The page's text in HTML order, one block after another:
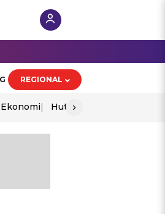
REGIONAL
Ekonomi Hut Ri
›